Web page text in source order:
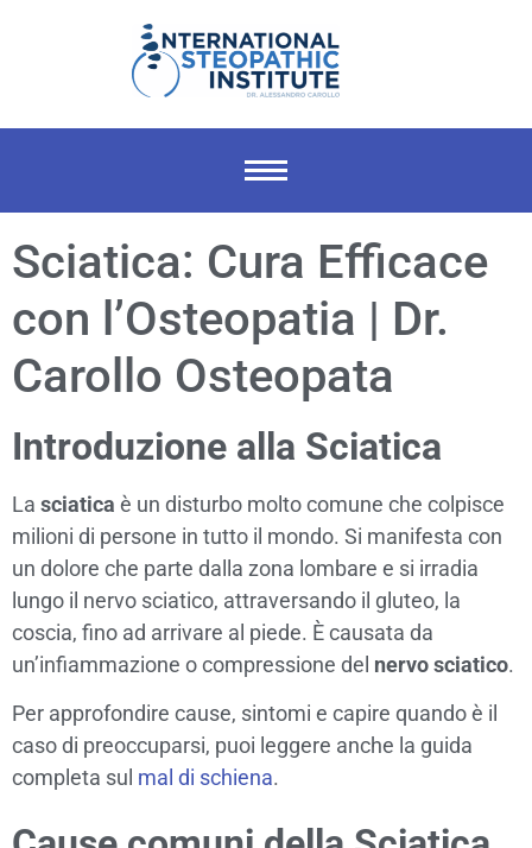
Sciatica: Cura Efficace
con l’Osteopatia | Dr.
Carollo Osteopata
Introduzione alla Sciatica
La sciatica è un disturbo molto comune che colpisce
milioni di persone in tutto il mondo. Si manifesta con
un dolore che parte dalla zona lombare e si irradia
lungo il nervo sciatico, attraversando il gluteo, la
coscia, fino ad arrivare al piede. È causata da
un’infiammazione o compressione del nervo sciatico.
Per approfondire cause, sintomi e capire quando è il
caso di preoccuparsi, puoi leggere anche la guida
completa sul mal di schiena.